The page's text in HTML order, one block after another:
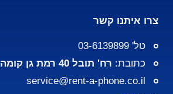
צרו איתנו קשר
טל' 03-6139899
כתובת: רח' תובל 40 רמת גן קומה 21
service@rent-a-phone.co.il